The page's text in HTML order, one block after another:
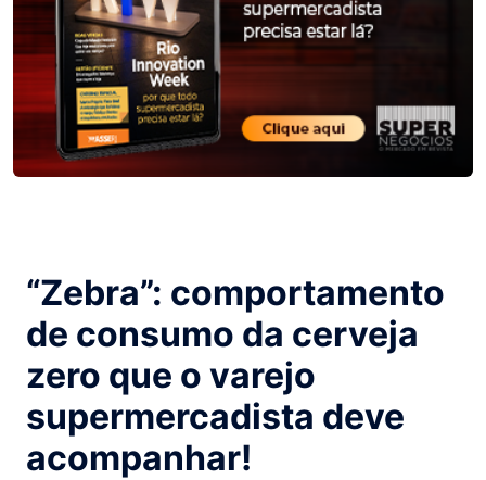
“Zebra”: comportamento
de consumo da cerveja
zero que o varejo
supermercadista deve
acompanhar!